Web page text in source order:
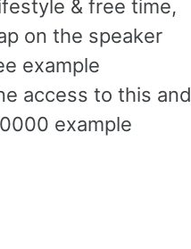
& free time,
on the speaker
example
access to this and
example